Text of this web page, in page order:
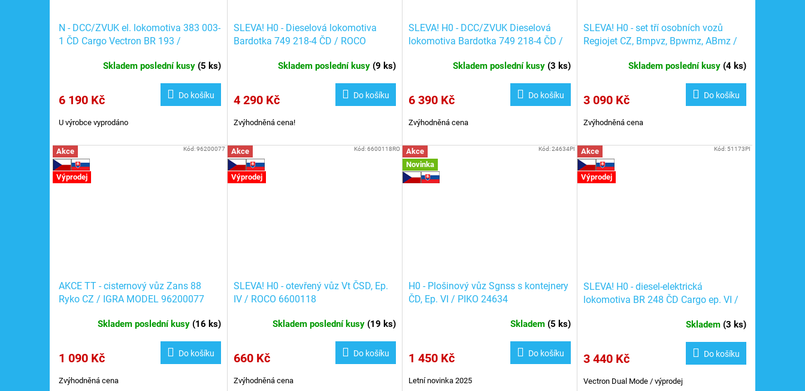
N - DCC/ZVUK el. lokomotiva 383 003-
1 ČD Cargo Vectron BR 193 /
Skladem poslední kusy (5 ks)
6 190 Kč Do košíku
U výrobce vyprodáno
SLEVA! H0 - Dieselová lokomotiva
Bardotka 749 218-4 ČD / ROCO
Skladem poslední kusy (9 ks)
4 290 Kč Do košíku
Zvýhodněná cena!
SLEVA! H0 - DCC/ZVUK Dieselová
lokomotiva Bardotka 749 218-4 ČD /
Skladem poslední kusy (3 ks)
6 390 Kč Do košíku
Zvýhodněná cena
SLEVA! H0 - set tří osobních vozů
Regiojet CZ, Bmpvz, Bpwmz, ABmz /
Skladem poslední kusy (4 ks)
3 090 Kč Do košíku
Zvýhodněná cena
Akce
Výprodej
AKCE TT - cisternový vůz Zans 88
Ryko CZ / IGRA MODEL 96200077
Skladem poslední kusy (16 ks)
1 090 Kč Do košíku
Zvýhodněná cena
Kód:96200077 Akce
Výprodej
SLEVA! H0 - otevřený vůz Vt ČSD, Ep.
IV / ROCO 6600118
Skladem poslední kusy (19 ks)
660 Kč Do košíku
Zvýhodněná cena
Kód:6600118RO
Akce
Novinka
H0 - Plošinový vůz Sgnss s kontejnery
ČD, Ep. VI / PIKO 24634
Skladem (5 ks)
1 450 Kč Do košíku
Letní novinka 2025
Kód:24634PI Akce
Výprodej
SLEVA! H0 - diesel-elektrická
lokomotiva BR 248 ČD Cargo ep. VI /
Skladem (3 ks)
3 440 Kč Do košíku
Vectron Dual Mode / výprodej
Kód: 51173PI